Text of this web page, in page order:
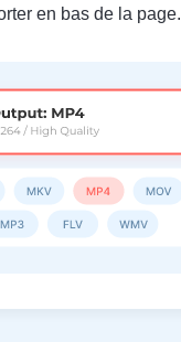
en bas de la page.